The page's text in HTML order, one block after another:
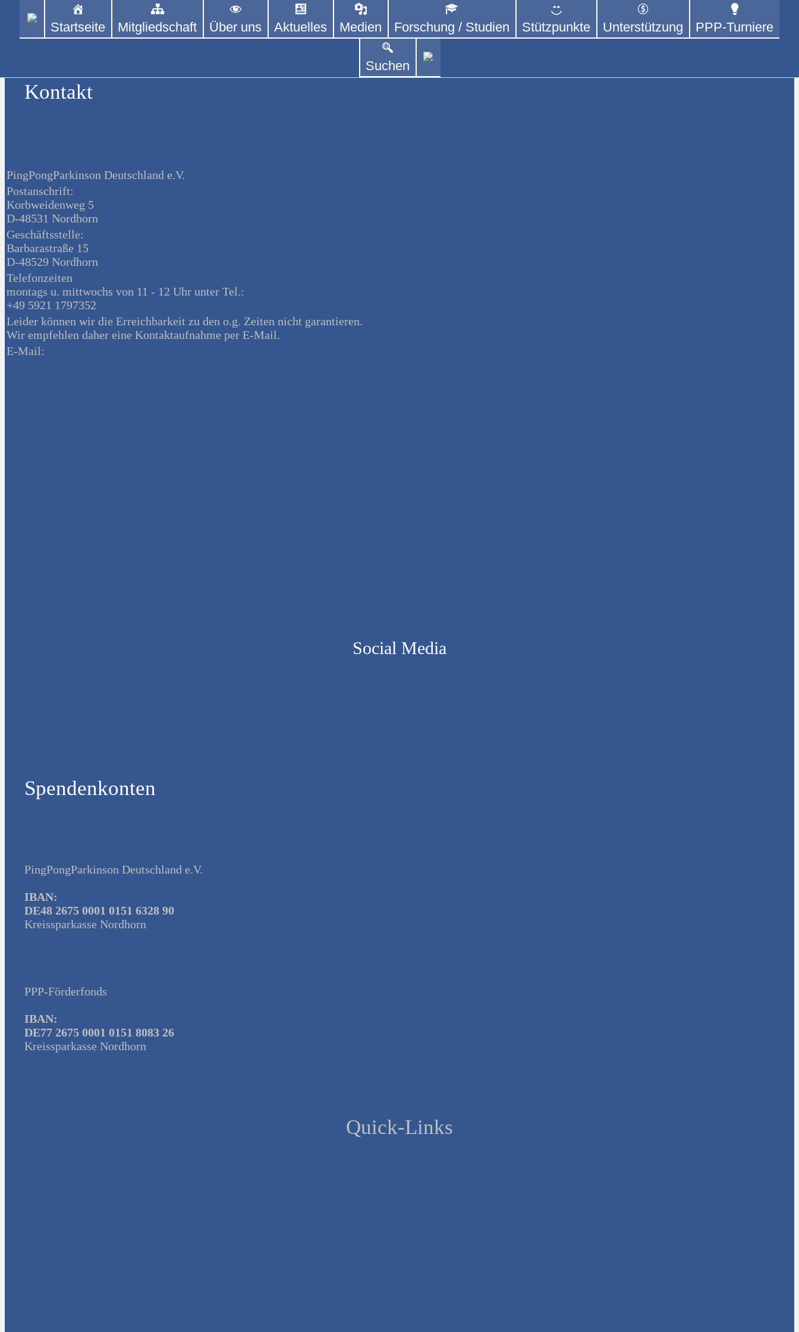
PINGPONGPARKINSON DEUTSCHLAND E. V.
ist der bundesweite Zusammenschluss von kooperierenden Vereinen und Einzelpersonen, der sich – mit dem Mittel Tischtennis – überwiegend
ehrenamtlich um Personen mit Parkinson und deren Angehörige kümmert.
Startseite Mitgliedschaft Über uns Aktuelles Medien Forschung / Studien Stützpunkte Unterstützung PPP-Turniere
Suchen
Kontakt
PingPongParkinson Deutschland e.V.
Postanschrift:
Korbweidenweg 5
D-48531 Nordhorn
Geschäftsstelle:
Barbarastraße 15
D-48529 Nordhorn
Telefonzeiten
montags u. mittwochs von 11 - 12 Uhr unter Tel.:
+49 5921 1797352
Leider können wir die Erreichbarkeit zu den o.g. Zeiten nicht garantieren.
Wir empfehlen daher eine Kontaktaufnahme per E-Mail.
E-Mail:
Social Media
Spendenkonten
PingPongParkinson Deutschland e.V.
IBAN:
DE48 2675 0001 0151 6328 90
Kreissparkasse Nordhorn
PPP-Förderfonds
IBAN:
DE77 2675 0001 0151 8083 26
Kreissparkasse Nordhorn
Quick-Links